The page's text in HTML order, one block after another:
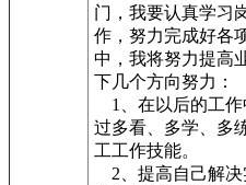
门，我要认真学习
作，努力完成好各
中，我将努力提高
下几个方向努力：
1、在以后的工作
过多看、多学、多
工工作技能。
2、提高自己解决